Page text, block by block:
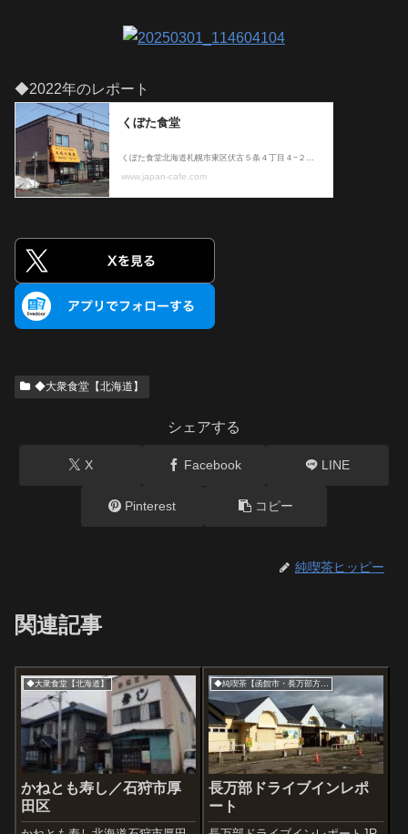
◆2022年のレポート
◆大衆食堂【北海道】
シェアする
X Facebook LINE
Pinterest コピー
純喫茶ヒッピー
関連記事
◆大衆食堂【北海道】
かねとも寿し／石狩市厚
田区
長万部ドライブインレポ
ート